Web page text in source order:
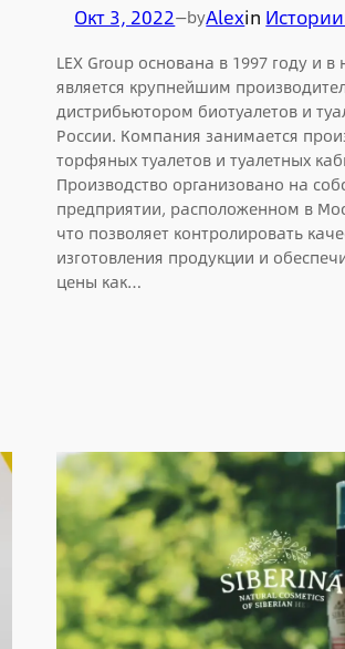
Окт 3, 2022—byAlexin
LEX Group основана в 1997 году и
является крупнейшим
дистрибьютором биотуалетов и
России. Компания занимается
торфяных туалетов и туалетных
Производство организовано на
предприятии, расположенном в
что позволяет контролировать
изготовления продукции и
цены как…